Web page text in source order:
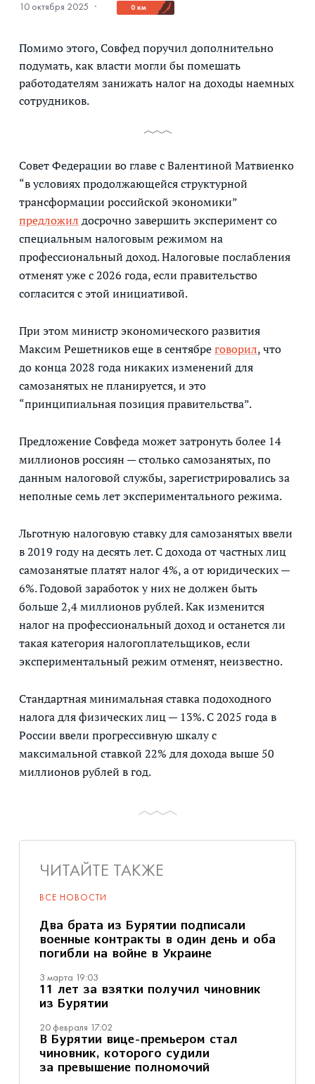
10 октября 2025 · 0 км
Помимо этого, Совфед поручил дополнительно
подумать, как власти могли бы помешать
работодателям занижать налог на доходы наемных
сотрудников.
Совет Федерации во главе с Валентиной Матвиенко
“в условиях продолжающейся структурной
трансформации российской экономики”
предложил досрочно завершить эксперимент со
специальным налоговым режимом на
профессиональный доход. Налоговые послабления
отменят уже с 2026 года, если правительство
согласится с этой инициативой.
При этом министр экономического развития
Максим Решетников еще в сентябреговорил, что
до конца 2028 года никаких изменений для
самозанятых не планируется, и это
“принципиальная позиция правительства”.
Предложение Совфеда может затронуть более 14
миллионов россиян — столько самозанятых, по
данным налоговой службы, зарегистрировались за
неполные семь лет экспериментального режима.
Льготную налоговую ставку для самозанятых ввели
в 2019 году на десять лет. С дохода от частных лиц
самозанятые платят налог 4%, а от юридических —
6%. Годовой заработок у них не должен быть
больше 2,4 миллионов рублей. Как изменится
налог на профессиональный доход и останется ли
такая категория налогоплательщиков, если
экспериментальный режим отменят, неизвестно.
Стандартная минимальная ставка подоходного
налога для физических лиц — 13%. С 2025 года в
России ввели прогрессивную шкалу с
максимальной ставкой 22% для дохода выше 50
миллионов рублей в год.
ЧИТАЙТЕ ТАКЖЕ
ВСЕ НОВОСТИ
Два брата из Бурятии подписали
военные контракты в один день и оба
погибли на войне в Украине
3 марта 19:03
11 лет за взятки получил чиновник
из Бурятии
20 февраля 17:02
В Бурятии вице-премьером стал
чиновник, которого судили
за превышение полномочий